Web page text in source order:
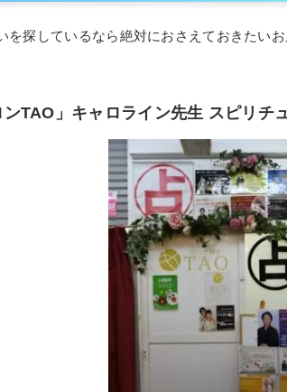
を探しているなら絶対におさえておきたいお
ンTAO」キャロライン先生 スピリチ